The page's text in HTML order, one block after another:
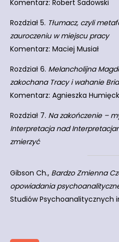
Komentarz: Robert Sadowski
Rozdział 5. Tłumacz, czyli
zauroczeniu w miejscu pracy
Komentarz: Maciej Musiał
Rozdział 6. Melancholijna
zakochana Tracy i wahanie
Komentarz: Agnieszka
Rozdział 7. Na zakończenie –
Interpretacja nad
zmierzyć
Gibson Ch., Bardzo Zmienna
opowiadania
Studiów Psychoanalitycznych